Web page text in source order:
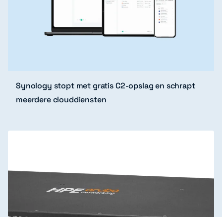
Synology stopt met gratis C2-opslag en schrapt
meerdere clouddiensten